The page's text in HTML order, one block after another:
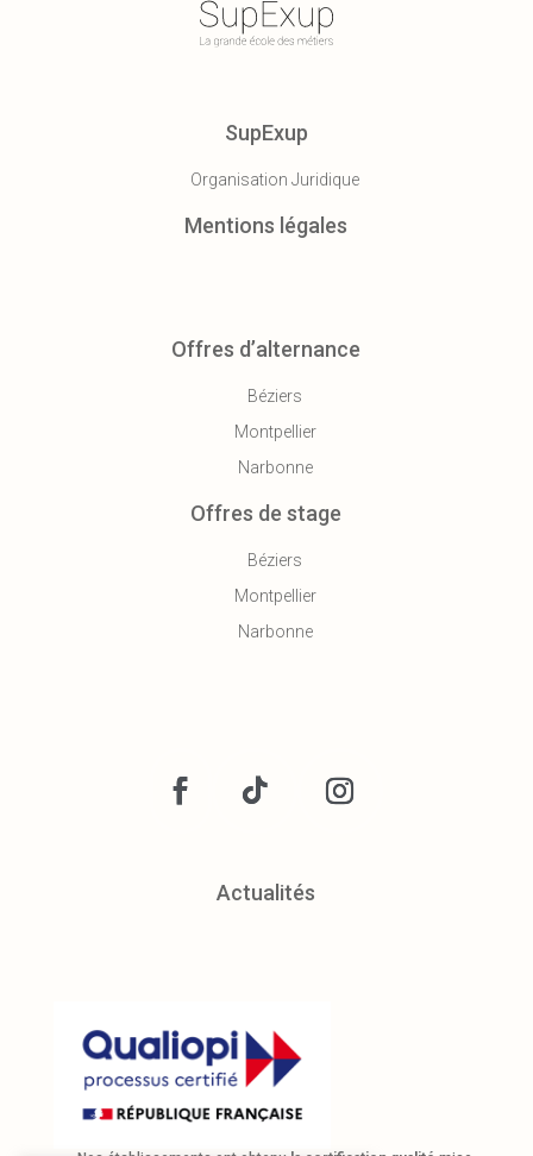
SupExup
Organisation Juridique
Mentions légales
Offres d’alternance
Béziers
Montpellier
Narbonne
Offres de stage
Béziers
Montpellier
Narbonne
Actualités